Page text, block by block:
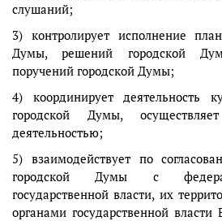
слушаний;
3) контролирует исполнение
Думы, решений городской
поручений городской Думы;
4) координирует деятельность
городской Думы,
деятельностью;
5) взаимодействует по
городской Думы с
государственной власти, их
органами государственной власти